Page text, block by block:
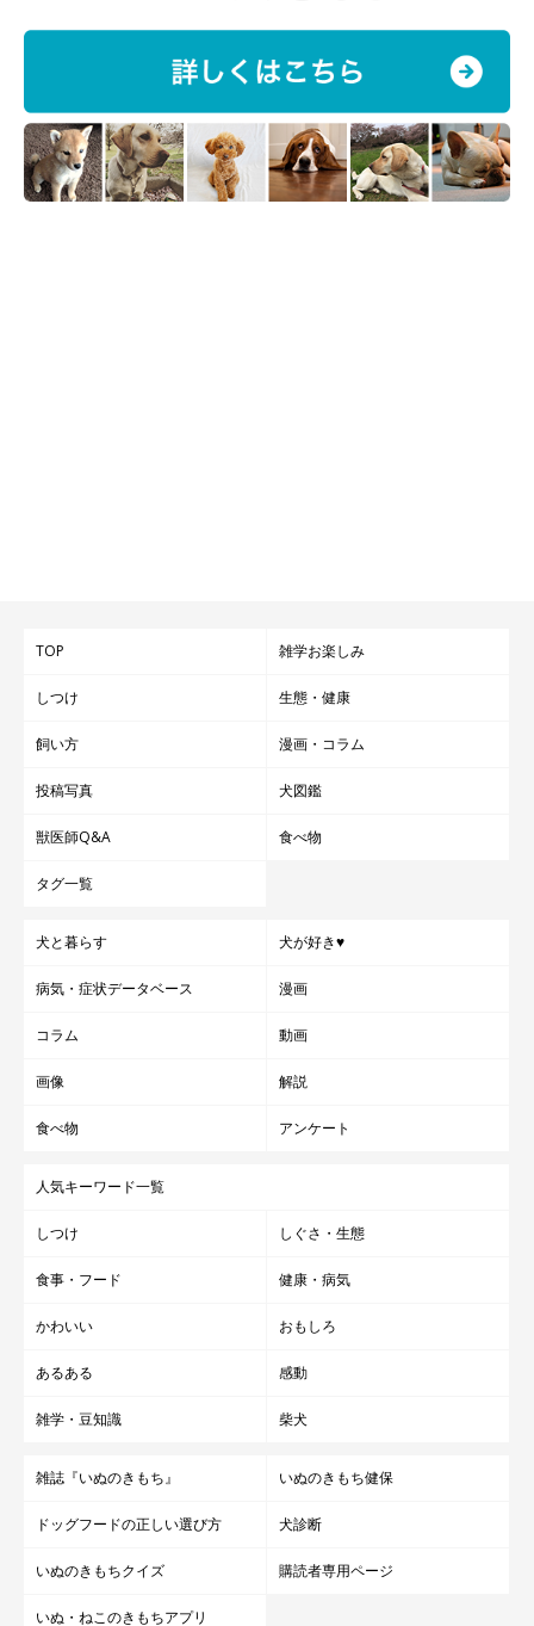
TOP 雑学お楽しみ
しつけ 生態・健康
飼い方 漫画・コラム
投稿写真 犬図鑑
獣医師Q&A 食べ物
タグ一覧
犬と暮らす 犬が好き♥
病気・症状データベース 漫画
コラム 動画
画像 解説
食べ物 アンケート
人気キーワード一覧
しつけ しぐさ・生態
食事・フード 健康・病気
かわいい おもしろ
あるある 感動
雑学・豆知識 柴犬
雑誌『いぬのきもち』 いぬのきもち健保
ドッグフードの正しい選び方 犬診断
いぬのきもちクイズ 購読者専用ページ
いぬ・ねこのきもちアプリ